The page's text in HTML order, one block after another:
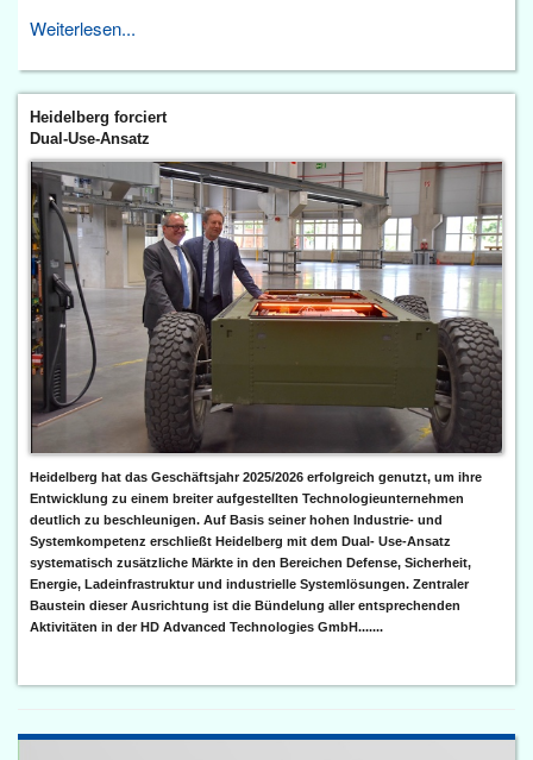
Weiterlesen...
Heidelberg forciert
Dual-Use-Ansatz
Heidelberg hat das Geschäftsjahr 2025/2026 erfolgreich genutzt, um ihre
Entwicklung zu einem breiter aufgestellten Technologieunternehmen
deutlich zu beschleunigen. Auf Basis seiner hohen Industrie- und
Systemkompetenz erschließt Heidelberg mit dem Dual- Use-Ansatz
systematisch zusätzliche Märkte in den Bereichen Defense, Sicherheit,
Energie, Ladeinfrastruktur und industrielle Systemlösungen. Zentraler
Baustein dieser Ausrichtung ist die Bündelung aller entsprechenden
Aktivitäten in der HD Advanced Technologies GmbH.......